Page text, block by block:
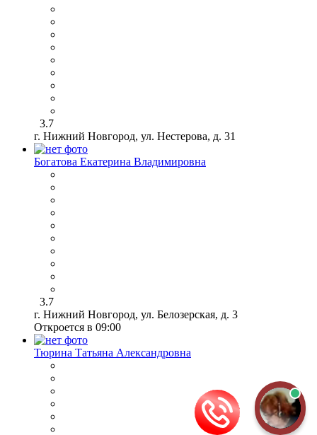
3.7
г. Нижний Новгород, ул. Нестерова, д. 31
Богатова Екатерина Владимировна
3.7
г. Нижний Новгород, ул. Белозерская, д. 3
Откроется в 09:00
Тюрина Татьяна Александровна